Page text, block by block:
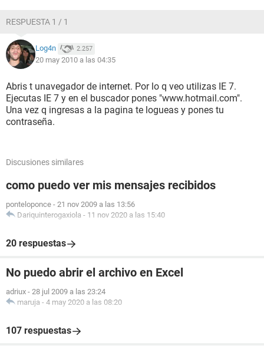
RESPUESTA 1 / 1
Log4n 2.257
20 may 2010 a las 04:35
Abris t unavegador de internet. Por lo q veo utilizas IE 7.
Ejecutas IE 7 y en el buscador pones "www.hotmail.com".
Una vez q ingresas a la pagina te logueas y pones tu
contraseña.
Discusiones similares
como puedo ver mis mensajes recibidos
ponteloponce - 21 nov 2009 a las 13:56
Dariquinterogaxiola - 11 nov 2020 a las 15:40
20 respuestas
No puedo abrir el archivo en Excel
adriux - 28 jul 2009 a las 23:24
maruja - 4 may 2020 a las 08:20
107 respuestas